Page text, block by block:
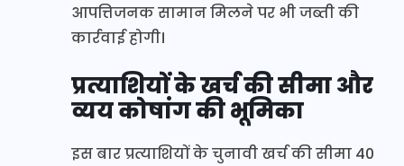
आपत्तिजनक सामान मिलने पर भी जब्ती की
कार्रवाई होगी।
प्रत्याशियों के खर्च की सीमा और
व्यय कोषांग की भूमिका
इस बार प्रत्याशियों के चुनावी खर्च की सीमा 40